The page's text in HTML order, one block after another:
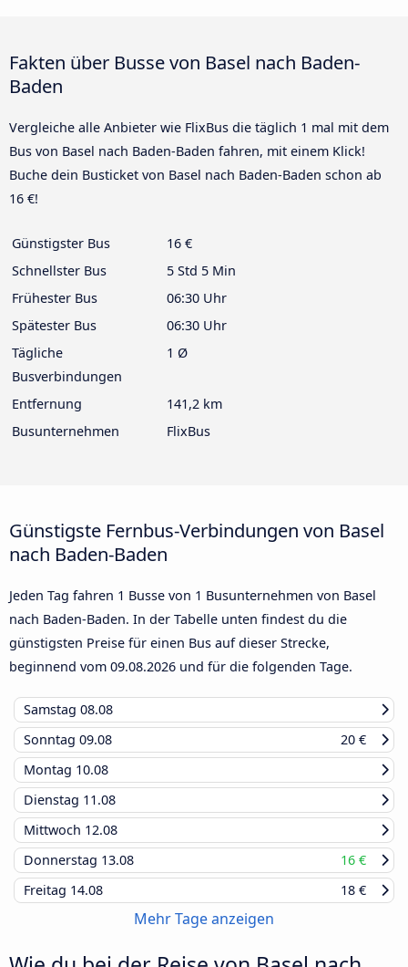
Fakten über Busse von Basel nach Baden-
Baden
Vergleiche alle Anbieter wie FlixBus die täglich 1 mal mit dem
Bus von Basel nach Baden-Baden fahren, mit einem Klick!
Buche dein Busticket von Basel nach Baden-Baden schon ab
16 €!
Günstigster Bus
16 €
Schnellster Bus
5 Std 5 Min
Frühester Bus
06:30 Uhr
Spätester Bus
06:30 Uhr
Tägliche
Busverbindungen
1 Ø
Entfernung
141,2 km
Busunternehmen
FlixBus
Günstigste Fernbus-Verbindungen von Basel
nach Baden-Baden
Jeden Tag fahren 1 Busse von 1 Busunternehmen von Basel
nach Baden-Baden. In der Tabelle unten findest du die
günstigsten Preise für einen Bus auf dieser Strecke,
beginnend vom 09.08.2026 und für die folgenden Tage.
Samstag 08.08
Sonntag 09.08
20 €
Montag 10.08
Dienstag 11.08
Mittwoch 12.08
Donnerstag 13.08
16 €
Freitag 14.08 18 €
Mehr Tage anzeigen